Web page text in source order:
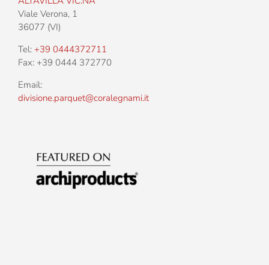
Viale Verona, 1
36077 (VI)
Tel: +39 0444372711
Fax: +39 0444 372770
Email:
divisione.parquet@coralegnami.it